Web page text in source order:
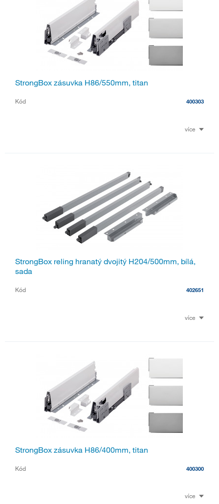
StrongBox zásuvka H86/550mm, titan
Kód 400303
více
StrongBox reling hranatý dvojitý H204/500mm, bílá,
sada
Kód 402651
více
StrongBox zásuvka H86/400mm, titan
Kód 400300
více